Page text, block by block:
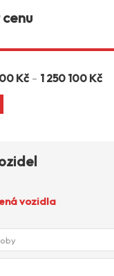
Kč - 1 250 100 Kč
vozidla